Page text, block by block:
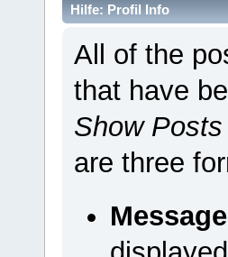
Hilfe: Profil Info
All of the
that have
Show Posts
are three